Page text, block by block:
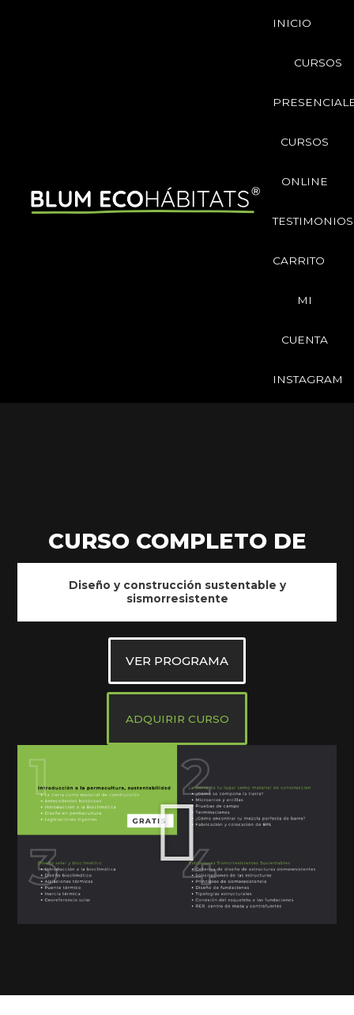
INICIO
CURSOS
CURSOS
ONLINE
TESTIMONIOS
CARRITO
MI
CUENTA
INSTAGRAM
CURSO COMPLETO DE
Diseño y construcción sustentable y
sismorresistente
VER PROGRAMA
ADQUIRIR CURSO
Reproducir
vídeo